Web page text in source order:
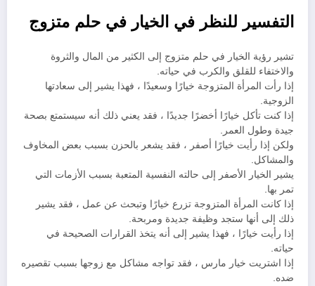
التفسير للنظر في الخيار في حلم متزوج
تشير رؤية الخيار في حلم متزوج إلى الكثير من المال والثروة
والاختفاء للقلق والكرب في حياته.
إذا رأت المرأة المتزوجة خيارًا وسعيدًا ، فهذا يشير إلى سعادتها
الزوجية.
إذا كنت تأكل خيارًا أخضرًا جديدًا ، فقد يعني ذلك أنه سيستمتع بصحة
جيدة وطول العمر.
ولكن إذا رأيت خيارًا أصفر ، فقد يشعر بالحزن بسبب بعض المخاوف
والمشاكل.
يشير الخيار الأصفر إلى حالته النفسية المتعبة بسبب الأزمات التي
تمر بها.
إذا كانت المرأة المتزوجة تزرع خيارًا وتبحث عن عمل ، فقد يشير
ذلك إلى أنها ستجد وظيفة جديدة ومربحة.
إذا رأيت خيارًا ، فهذا يشير إلى أنه يتخذ القرارات الصحيحة في
حياته.
إذا اشتريت خيار مارس ، فقد تواجه مشاكل مع زوجها بسبب تقصيره
ضده.